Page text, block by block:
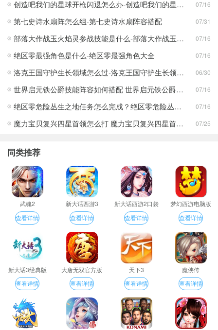
创造吧我们的星球开枪闪退怎么办-创造吧我们的星球开枪闪退合集 07/16
第七史诗水扇阵怎么组-第七史诗水扇阵容搭配 07/31
部落大作战玉火焰灵参战技能是什么-部落大作战玉火焰灵参战技能合集 07/16
绝区零最强角色是什么-绝区零最强角色大全 07/16
洛克王国守护生长领域怎么过-洛克王国守护生长领域通关攻略 06/30
世界启元铁公爵技能阵容如何搭配 世界启元铁公爵技能阵容搭配合集 07/16
绝区零危险丛生之地任务怎么完成？绝区零危险丛生之地任务完成攻略 07/16
魔力宝贝复兴四星首领怎么打 魔力宝贝复兴四星首领打法合集 07/25
同类推荐
武魂2
查看详情
新大话西游3
查看详情
新大话西游2口袋
版
查看详情
梦幻西游电脑版
查看详情
新大话3经典版
查看详情
大唐无双官方版
查看详情
天下3
查看详情
魔侠传
查看详情